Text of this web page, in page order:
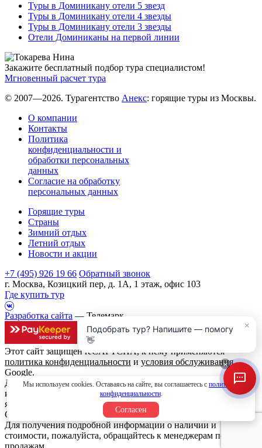
Туры в Доминикану отели 5 звезд
Туры в Доминикану отели 4 звезды
Туры в Доминикану отели 3 звезды
Отели Доминиканы на первой линии
Закажите бесплатный подбор тура специалистом!
Мгновенный расчет тура
© 2007—2026. Турагентство Анекс: горящие туры из Москвы.
О компании
Контакты
Политика
конфиденциальности и
обработки персональных
данных
Согласие на обработку
персональных данных
Горящие туры
Страны
Зимний отдых
Летний отдых
Новости и акции
+7 (495) 926 19 66 Обратный звонок
г. Москва, Козицкий пер, д. 1А, 1 этаж, офис 103
Где купить тур
Разработка сайта — Телемарк
Этот сайт защищен reCAPTCHA, к нему применяются
политика конфиденциальности и условия обслуживания
Google.
Данный интернет сайт носит исключительно
информационный характер и вся информация на нем не
является публичной офертой, определяемой положениями
Статьи 437 (2) Гражданского кодекса Российской Федерации.
Для получения подробной информации о наличии и
стоимости, пожалуйста, обращайтесь к менеджерам по
Мы используем cookies. Оставаясь на сайте, вы соглашаетесь с политикой
конфиденциальности.
Согласен
×
Подобрать тур? Напишите — помогу
👋
×